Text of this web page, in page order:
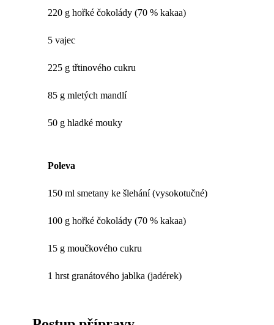
220 g hořké čokolády (70 % kakaa)
5 vajec
225 g třtinového cukru
85 g mletých mandlí
50 g hladké mouky
Poleva
150 ml smetany ke šlehání (vysokotučné)
100 g hořké čokolády (70 % kakaa)
15 g moučkového cukru
1 hrst granátového jablka (jadérek)